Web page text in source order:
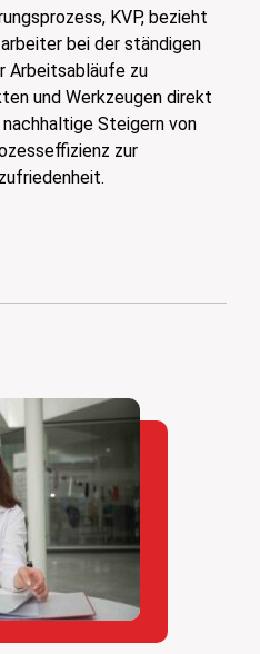
KVP, bezieht
bei der ständigen
Arbeitsabläufe zu
und Werkzeugen direkt
Steigern von
zur